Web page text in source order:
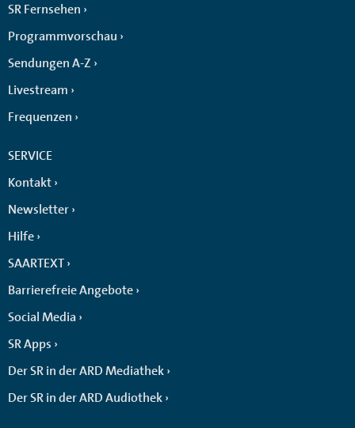
SR Fernsehen
Programmvorschau
Sendungen A-Z
Livestream
Frequenzen
SERVICE
Kontakt
Newsletter
Hilfe
SAARTEXT
Barrierefreie Angebote
Social Media
SR Apps
Der SR in der ARD Mediathek
Der SR in der ARD Audiothek